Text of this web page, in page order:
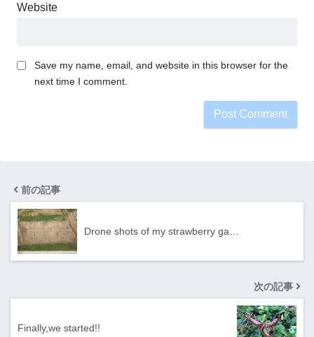
Website
Save my name, email, and website in this browser for the
next time I comment.
前の記事
Drone shots of my strawberry ga…
次の記事
Finally,we started!!